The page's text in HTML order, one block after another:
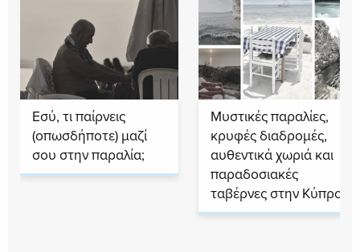
Εσύ, τι παίρνεις
(οπωσδήποτε) μαζί
σου στην παραλία;
Μυστικές παραλίες,
κρυφές διαδρομές,
αυθεντικά χωριά και
παραδοσιακές
ταβέρνες στην Κύπρο